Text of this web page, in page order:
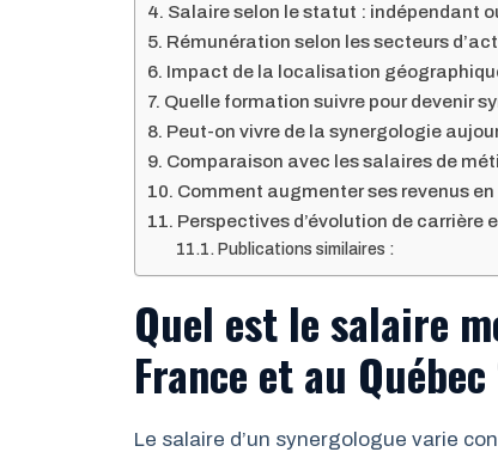
Salaire selon le statut : indépendant
Rémunération selon les secteurs
Impact de la localisation
Quelle formation suivre pour devenir
Peut-on vivre de la synergologie
Comparaison avec les salaires de
Comment augmenter ses revenus
Perspectives d’évolution de carrière
Publications similaires :
Quel est le salaire
France et au Québec
Le salaire d’un synergologue varie